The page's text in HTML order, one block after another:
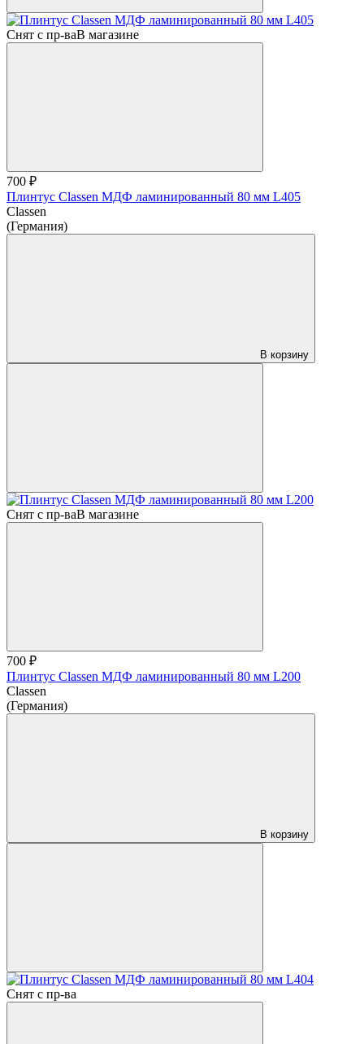
Снят с пр-ваВ магазине
700 ₽
Плинтус Classen МДФ ламинированный 80 мм L405
Classen
(Германия)
В корзину
Снят с пр-ваВ магазине
700 ₽
Плинтус Classen МДФ ламинированный 80 мм L200
Classen
(Германия)
В корзину
Снят с пр-ва